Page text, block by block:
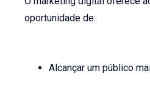
oportunidade de:
Alcançar um público